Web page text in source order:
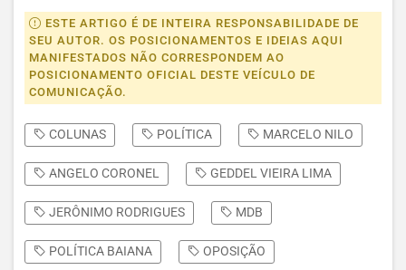
ESTE ARTIGO É DE INTEIRA RESPONSABILIDADE DE
SEU AUTOR. OS POSICIONAMENTOS E IDEIAS AQUI
MANIFESTADOS NÃO CORRESPONDEM AO
POSICIONAMENTO OFICIAL DESTE VEÍCULO DE
COMUNICAÇÃO.
COLUNAS POLÍTICA MARCELO NILO
ANGELO CORONEL GEDDEL VIEIRA LIMA
JERÔNIMO RODRIGUES MDB
POLÍTICA BAIANA OPOSIÇÃO